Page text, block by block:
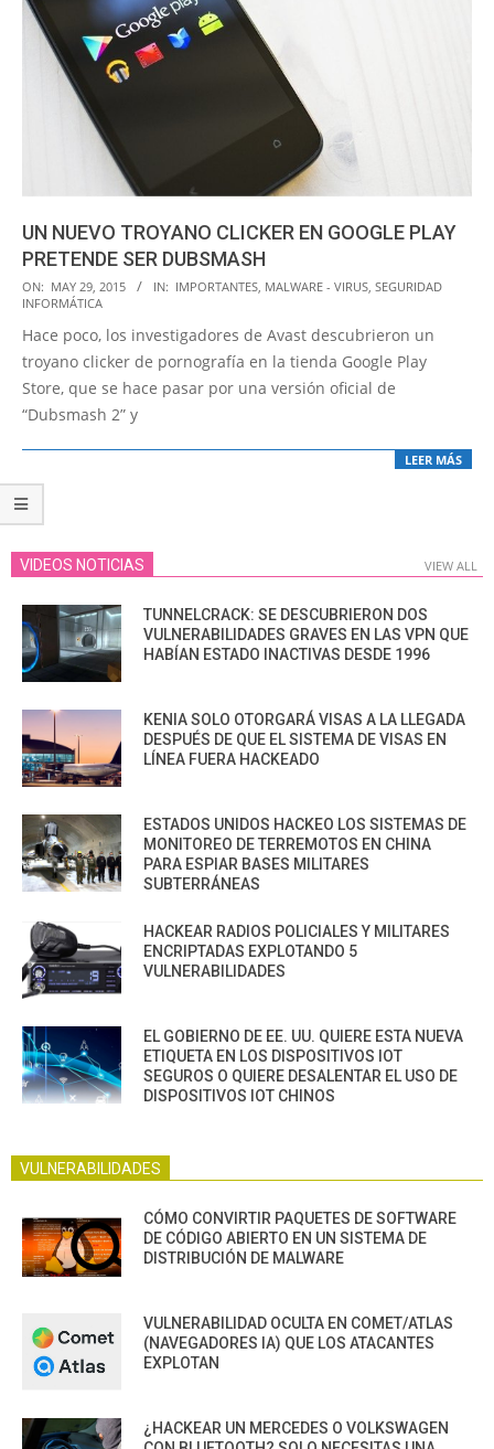
UN NUEVO TROYANO CLICKER EN GOOGLE PLAY
PRETENDE SER DUBSMASH
2015-
05-
29
ON: MAY 29, 2015 IN: IMPORTANTES MALWARE - VIRUS SEGURIDAD
INFORMÁTICA
Hace poco, los investigadores de Avast descubrieron un
troyano clicker de pornografía en la tienda Google Play
Store, que se hace pasar por una versión oficial de
“Dubsmash 2” y
LEER MÁS
VIDEOS NOTICIAS VIEW ALL
TUNNELCRACK: SE DESCUBRIERON DOS
VULNERABILIDADES GRAVES EN LAS VPN QUE
HABÍAN ESTADO INACTIVAS DESDE 1996
KENIA SOLO OTORGARÁ VISAS A LA LLEGADA
DESPUÉS DE QUE EL SISTEMA DE VISAS EN
LÍNEA FUERA HACKEADO
ESTADOS UNIDOS HACKEO LOS SISTEMAS DE
MONITOREO DE TERREMOTOS EN CHINA
PARA ESPIAR BASES MILITARES
SUBTERRÁNEAS
HACKEAR RADIOS POLICIALES Y MILITARES
ENCRIPTADAS EXPLOTANDO 5
VULNERABILIDADES
EL GOBIERNO DE EE. UU. QUIERE ESTA NUEVA
ETIQUETA EN LOS DISPOSITIVOS IOT
SEGUROS O QUIERE DESALENTAR EL USO DE
DISPOSITIVOS IOT CHINOS
VULNERABILIDADES
CÓMO CONVIRTIR PAQUETES DE SOFTWARE
DE CÓDIGO ABIERTO EN UN SISTEMA DE
DISTRIBUCIÓN DE MALWARE
VULNERABILIDAD OCULTA EN COMET/ATLAS
(NAVEGADORES IA) QUE LOS ATACANTES
EXPLOTAN
¿HACKEAR UN MERCEDES O VOLKSWAGEN